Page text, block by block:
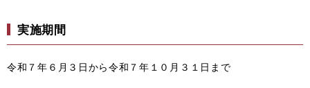
実施期間
令和７年６月３日から令和７年１０月３１日まで